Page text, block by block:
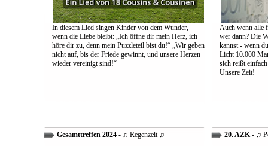
In diesem Lied singen Kinder von dem Wunder,
wenn die Liebe bleibt: „Ich öffne dir mein Herz, ich
höre dir zu, denn mein Puzzleteil bist du!“ „Wir geben
nicht auf, bis der Friede gewinnt, und unsere Herzen
wieder vereinigt sind!“
Auch wenn alle
wer dann? Die
kannst - wenn
Licht 10.000
sich reißt
Unsere Zeit!
Gesamttreffen 2024- ♫ Regenzeit ♫ 20. AZK- ♫